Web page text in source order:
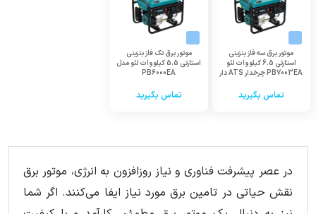
موتور برق سه فاز بنزینی
استارتی 6.5 کیلووات لئو
PB7003EA چرخدار ATS دار
تماس بگیرید
موتور برق تک فاز بنزینی
استارتی 5.5 کیلووات لئو مدل
PB6000EA
تماس بگیرید
در عصر پیشرفت فناوری و نیاز روزافزون به انرژی، موتور برق
نقش حیاتی در تامین برق مورد نیاز ایفا می‌کنند. اگر شما